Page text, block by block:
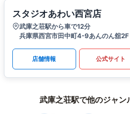
スタジオあわい西宮店
武庫之荘駅から車で12分
兵庫県西宮市田中町4-9あんのん舘2F
店舗情報 公式サイト
武庫之荘駅で他のジャン